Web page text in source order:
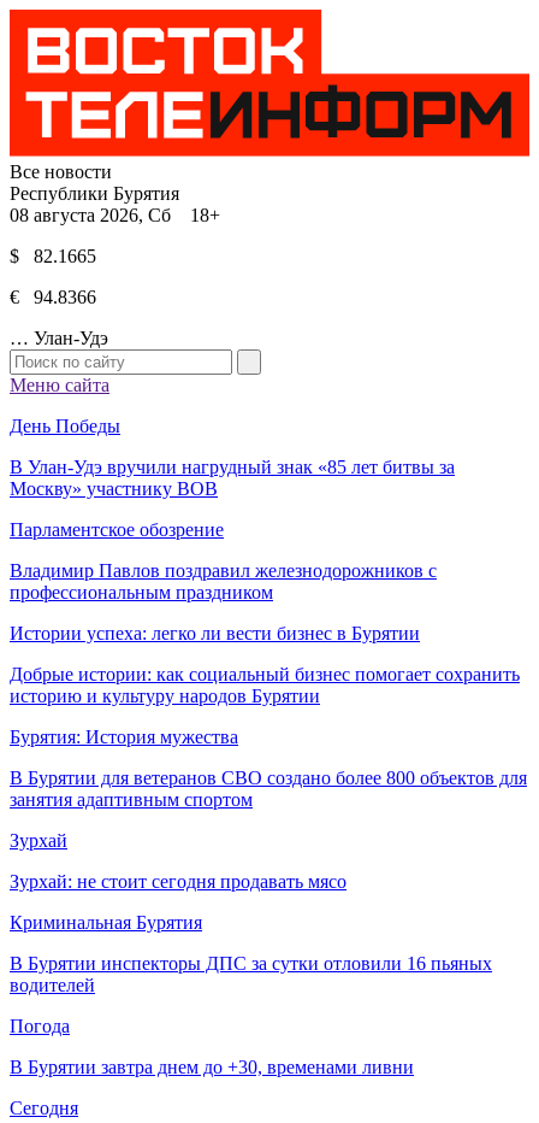
Все новости
Республики Бурятия
08 августа 2026, Сб 18+
$ 82.1665
€ 94.8366
… Улан-Удэ
Меню сайта
День Победы
В Улан-Удэ вручили нагрудный знак «85 лет битвы за
Москву» участнику ВОВ
Парламентское обозрение
Владимир Павлов поздравил железнодорожников с
профессиональным праздником
Истории успеха: легко ли вести бизнес в Бурятии
Добрые истории: как социальный бизнес помогает сохранить
историю и культуру народов Бурятии
Бурятия: История мужества
В Бурятии для ветеранов СВО создано более 800 объектов для
занятия адаптивным спортом
Зурхай
Зурхай: не стоит сегодня продавать мясо
Криминальная Бурятия
В Бурятии инспекторы ДПС за сутки отловили 16 пьяных
водителей
Погода
В Бурятии завтра днем до +30, временами ливни
Сегодня